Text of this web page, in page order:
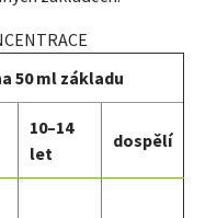
50 ml základu
10–14
let
dospělí